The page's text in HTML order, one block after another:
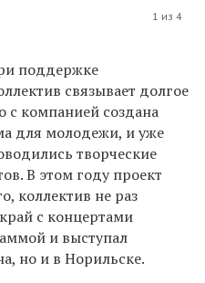
1 из 4
поддержке
связывает долгое
с компанией создана
для молодежи, и уже
творческие
В этом году проект
коллектив не раз
с концертами
и выступал
но и в Норильске.